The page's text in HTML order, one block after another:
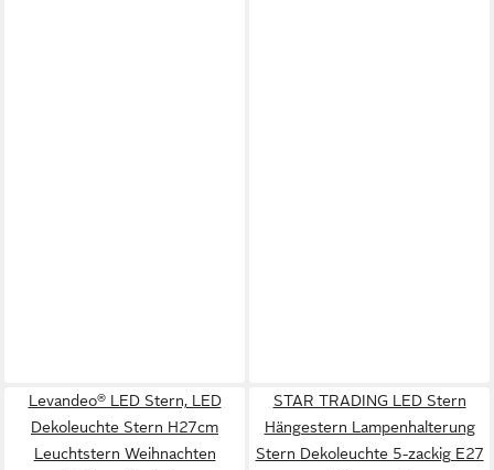
Levandeo® LED Stern, LED
Dekoleuchte Stern H27cm
Leuchtstern Weihnachten
STAR TRADING LED Stern
Hängestern Lampenhalterung
Stern Dekoleuchte 5-zackig E27